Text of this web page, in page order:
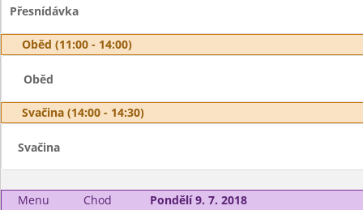
Přesnídávka
Oběd (11:00 - 14:00)
Oběd
Svačina (14:00 - 14:30)
Svačina
Menu Chod
Pondělí 9. 7. 2018